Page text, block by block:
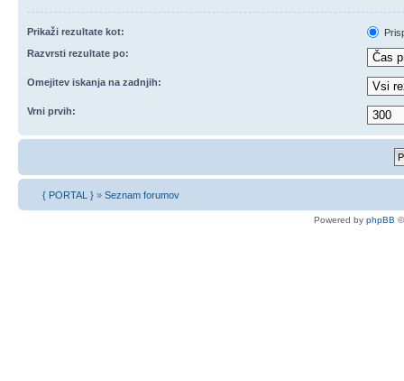
Prikaži rezultate kot:
Razvrsti rezultate po:
Omejitev iskanja na zadnjih:
Vrni prvih:
{ PORTAL } » Seznam forumov
Powered by phpBB